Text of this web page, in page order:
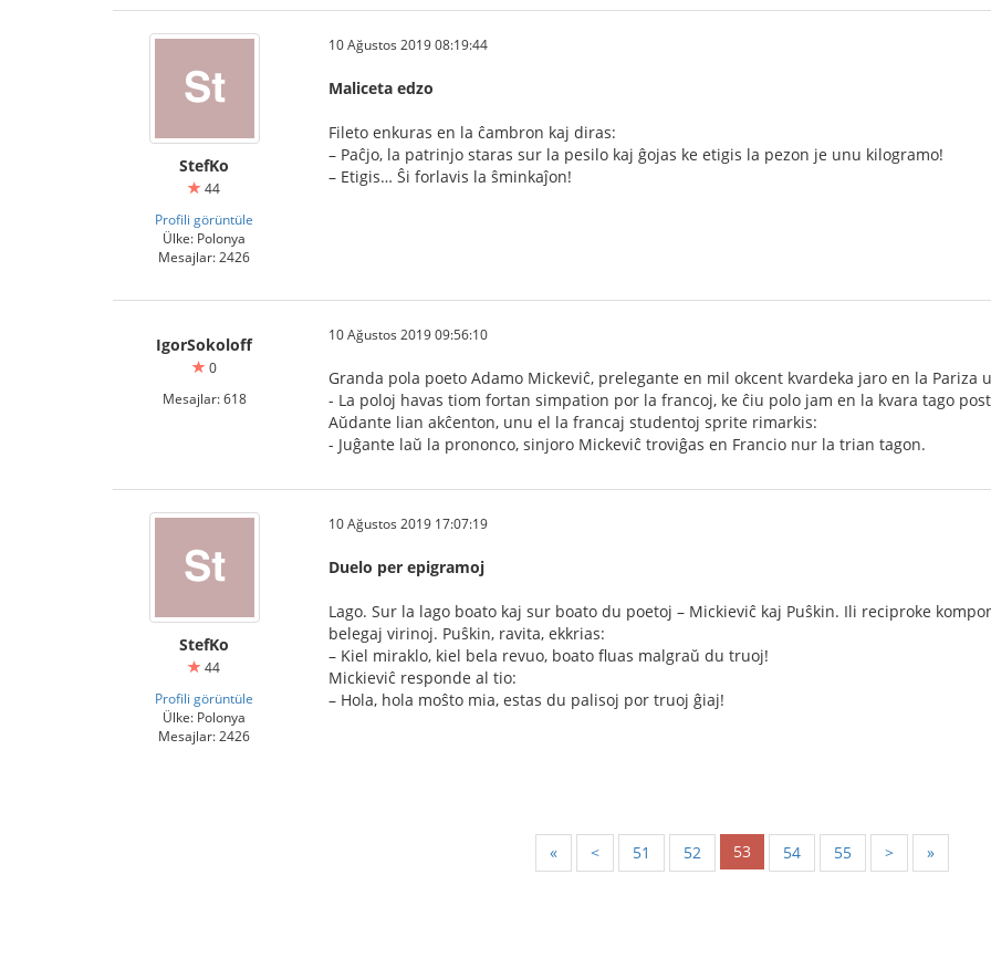
StefKo
44
Profili görüntüle
Ülke: Polonya
Mesajlar: 2426
10 Ağustos 2019 08:19:44
Maliceta edzo
Fileto enkuras en la ĉambron kaj diras:
– Paĉjo, la patrinjo staras sur la pesilo kaj ĝojas ke etigis la pezon je unu kilogramo!
– Etigis… Ŝi forlavis la ŝminkaĵon!
IgorSokoloff
0
Mesajlar: 618
10 Ağustos 2019 09:56:10
Granda pola poeto Adamo Mickeviĉ, prelegante en mil okcent kvardeka jaro en la Pariza
- La poloj havas tiom fortan simpation por la francoj, ke ĉiu polo jam en la kvara tago
Aŭdante lian akĉenton, unu el la francaj studentoj sprite rimarkis:
- Juĝante laŭ la prononco, sinjoro Mickeviĉ troviĝas en Francio nur la trian tagon.
StefKo
44
Profili görüntüle
Ülke: Polonya
Mesajlar: 2426
10 Ağustos 2019 17:07:19
Duelo per epigramoj
Lago. Sur la lago boato kaj sur boato du poetoj – Mickieviĉ kaj Puŝkin. Ili reciproke
belegaj virinoj. Puŝkin, ravita, ekkrias:
– Kiel miraklo, kiel bela revuo, boato fluas malgraŭ du truoj!
Mickieviĉ responde al tio:
– Hola, hola moŝto mia, estas du palisoj por truoj ĝiaj!
« < 51 52 53 54 55 > »